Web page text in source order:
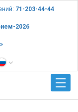
71-203-44-44
2026